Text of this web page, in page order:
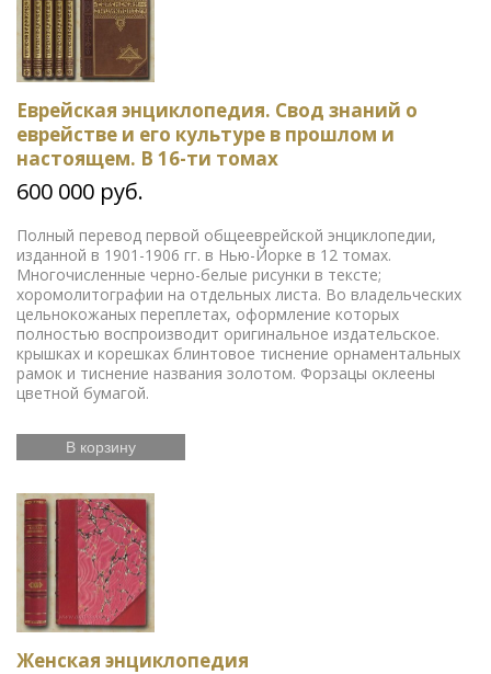
Еврейская энциклопедия. Свод знаний о
еврействе и его культуре в прошлом и
настоящем. В 16-ти томах
600 000 руб.
Полный перевод первой общееврейской энциклопедии,
изданной в 1901-1906 гг. в Нью-Йорке в 12 томах.
Многочисленные черно-белые рисунки в тексте;
хоромолитографии на отдельных листа. Во владельческих
цельнокожаных переплетах, оформление которых
полностью воспроизводит оригинальное издательское.
крышках и корешках блинтовое тиснение орнаментальных
рамок и тиснение названия золотом. Форзацы оклеены
цветной бумагой.
В корзину
Женская энциклопедия